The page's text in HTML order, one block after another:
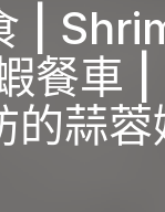
|
餐車 |
的蒜蓉